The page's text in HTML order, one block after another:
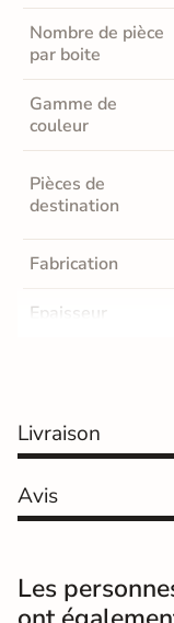
Nombre de pièce
par boite
Gamme de
couleur
Pièces de
destination
Fabrication
Epaisseur
Surface
Résistant au Gel
couleur
Livraison
Avis
Les